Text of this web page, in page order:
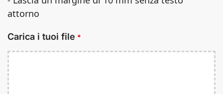
attorno
Carica i tuoi file *